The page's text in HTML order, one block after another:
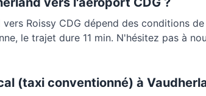
vers Roissy CDG dépend des conditions
le trajet dure 11 min. N'hésitez pas à
(taxi conventionné) à